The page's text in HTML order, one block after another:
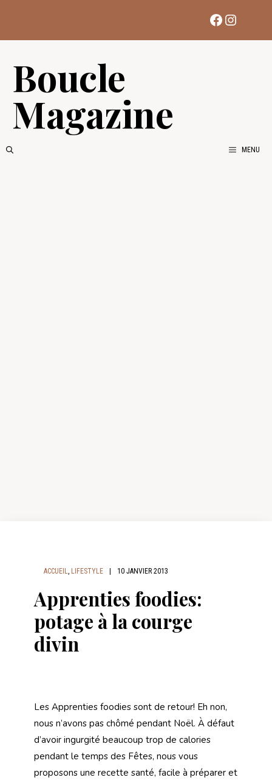
contenu
Facebook
Boucle
Magazine
MENU
ACCUEIL, LIFESTYLE 10 JANVIER 2013
Apprenties foodies:
potage à la courge
divin
Les Apprenties foodies sont de retour! Eh non,
nous n’avons pas chômé pendant Noël. À défaut
d’avoir ingurgité beaucoup trop de calories
pendant le temps des Fêtes, nous vous
proposons une recette santé, facile à préparer et